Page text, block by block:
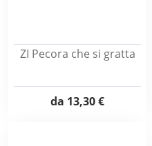
ZI Pecora che si gratta
da 13,30 €